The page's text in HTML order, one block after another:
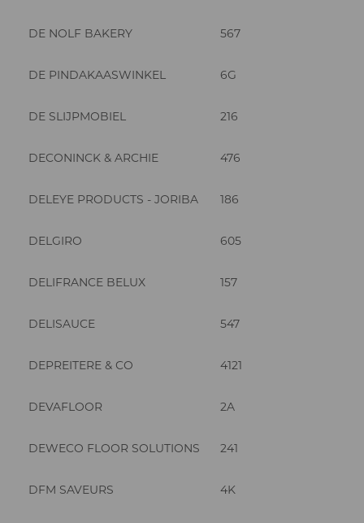
DE NOLF BAKERY 567
DE PINDAKAASWINKEL 6G
DE SLIJPMOBIEL 216
DECONINCK & ARCHIE 476
DELEYE PRODUCTS - JORIBA 186
DELGIRO 605
DELIFRANCE BELUX 157
DELISAUCE 547
DEPREITERE & CO 4121
DEVAFLOOR 2A
DEWECO FLOOR SOLUTIONS 241
DFM SAVEURS 4K